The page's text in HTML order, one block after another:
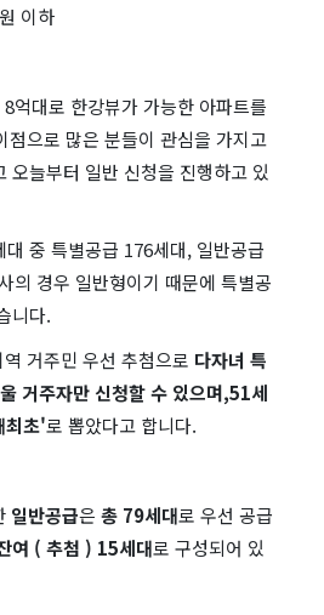
이하
억대로 한강뷰가 가능한 아파트를
점으로 많은 분들이 관심을 가지고
오늘부터 일반 신청을 진행하고 있
중 특별공급 176세대, 일반공급
의 경우 일반형이기 때문에 특별공
니다.
거주민 우선 추첨으로 다자녀 특
거주자만 신청할 수 있으며,51세
최초'로 뽑았다고 합니다.
일반공급은 총 79세대로 우선 공급
여 ( 추첨 ) 15세대로 구성되어 있